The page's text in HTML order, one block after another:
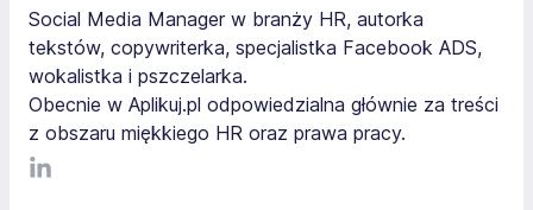
Social Media Manager w branży HR, autorka
tekstów, copywriterka, specjalistka Facebook ADS,
wokalistka i pszczelarka.
Obecnie w Aplikuj.pl odpowiedzialna głównie za treści
z obszaru miękkiego HR oraz prawa pracy.
LinkediIn